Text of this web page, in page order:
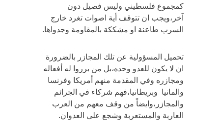
كمجموع فلسطيني وليس فصيل دون
آخر،ويجب ان تتوقف أية اصوات تغرد خارج
السرب طاعنة او مشككة بالمقاومة وجدواها.
تحميل المسؤولية عن تلك المجازر بالضرورة
ان لا يكون للعدو وحده،بل من برروا له أفعاله
ومجازره وفي المقدمة منهم أمريكا وفرنسا
والمانيا وبريطانيا،فهم شركاء في الجرائم
والمجازر،وايضاً من وقف معهم من العرب
العاربة والمستعربة وشجع على العدوان.